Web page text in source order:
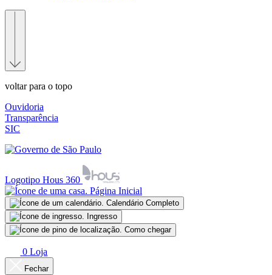
voltar para o topo
Ouvidoria
Transparência
SIC
Logotipo Hous 360
Página Inicial
Calendário Completo
Ingresso
Como chegar
0 Loja
Fechar